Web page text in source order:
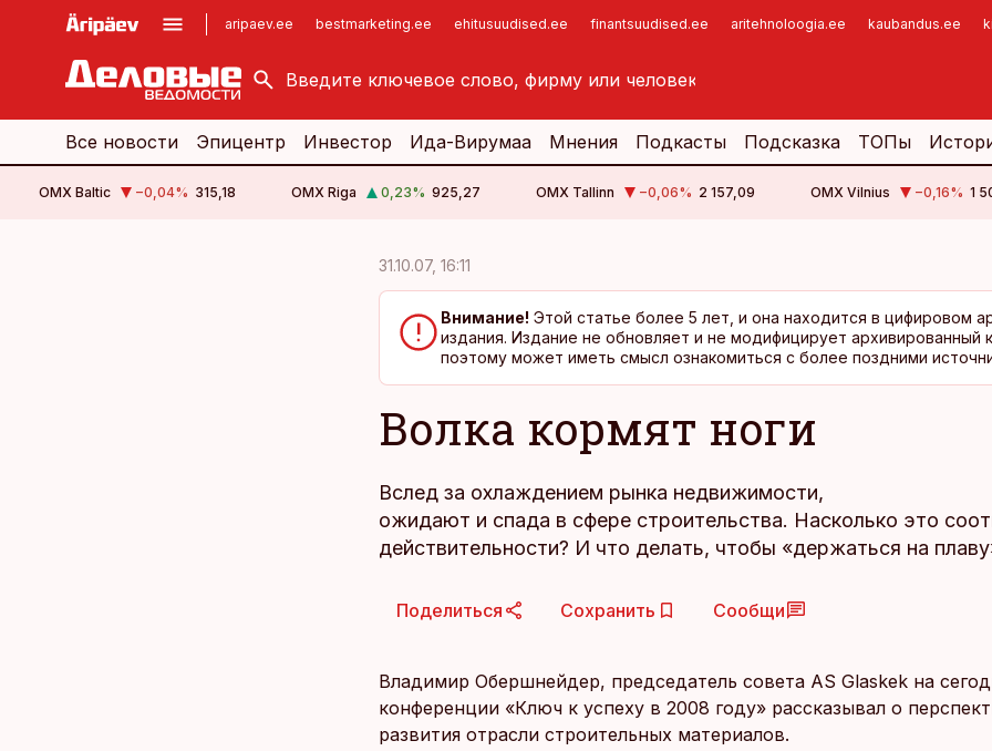
aripaev.ee bestmarketing.ee ehitusuudised.ee finantsuudised.ee aritehnoloogia.ee kaubandus.ee
kinnisvarauudised.ee
logistikauudised.ee
imelineajalugu.ee
Все новости Эпицентр Инвестор Ида-Вирумаа Мнения Подкасты Подсказка ТОПы
OMX Baltic −0,04% 315,18 OMX Riga 0,23% 925,27 OMX Tallinn −0,06% 2 157,09 OMX Vilnius −0,16% 1
31.10.07, 16:11
Внимание! Этой статье более 5 лет, и она находится в цифировом
издания. Издание не обновляет и не модифицирует архивированный
поэтому может иметь смысл ознакомиться с более поздними
Волка кормят ноги
Вслед за охлаждением рынка недвижимости,
ожидают и спада в сфере строительства. Насколько это
действительности? И что делать, чтобы «держаться на
Поделиться Сохранить Сообщи
Владимир Обершнейдер, председатель совета AS Glaskek на
конференции «Ключ к успеху в 2008 году» рассказывал о
развития отрасли строительных материалов.